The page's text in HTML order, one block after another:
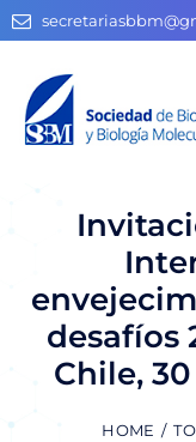
desafíos
Chile,
HOME